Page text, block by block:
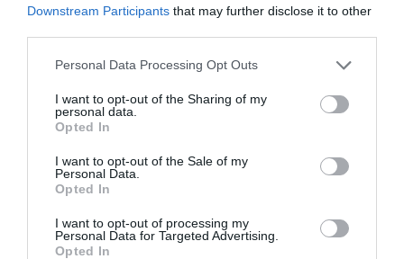
Downstream Participants that may further disclose it to other
Please note that this website/app uses one or more Google
not limited to your visit or usage behaviour. You may click to
grant or deny consent to Google and its third-party tags to
use your data for below specified purposes in below Google
consent section.
Personal Data Processing Opt Outs
I want to opt-out of the Sharing of my
personal data.
Opted In
I want to opt-out of the Sale of my
Personal Data.
Opted In
I want to opt-out of processing my
Personal Data for Targeted Advertising.
Opted In
Δημοσκόπηση Opinion Poll: Στο 30,7% η
Αρνητικοί σε νέο κόμμα από Τσίπρα 8
στους 10
Προσθήκη ως προτεινόμενη
πηγή στην Google
Ακολούθησε το debater.gr στο